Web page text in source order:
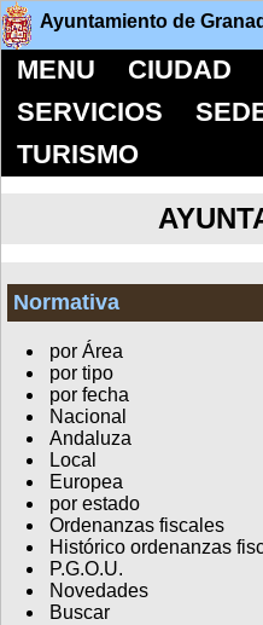
Ayuntamiento de
MENU CIUDAD
SERVICIOS
TURISMO
Normativa
por Área
por tipo
por fecha
Nacional
Andaluza
Local
Europea
por estado
Ordenanzas fiscales
Histórico ordenanzas
P.G.O.U.
Novedades
Buscar